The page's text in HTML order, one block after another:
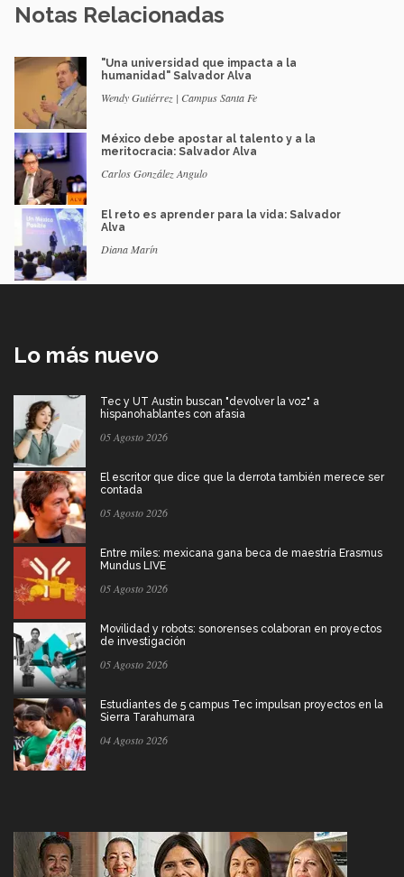
Notas Relacionadas
"Una universidad que impacta a la
humanidad" Salvador Alva
Wendy Gutiérrez | Campus Santa Fe
México debe apostar al talento y a la
meritocracia: Salvador Alva
Carlos González Angulo
El reto es aprender para la vida: Salvador
Alva
Diana Marín
Lo más nuevo
Tec y UT Austin buscan "devolver la voz" a
hispanohablantes con afasia
05 Agosto 2026
El escritor que dice que la derrota también merece ser
contada
05 Agosto 2026
Entre miles: mexicana gana beca de maestría Erasmus
Mundus LIVE
05 Agosto 2026
Movilidad y robots: sonorenses colaboran en proyectos
de investigación
05 Agosto 2026
Estudiantes de 5 campus Tec impulsan proyectos en la
Sierra Tarahumara
04 Agosto 2026